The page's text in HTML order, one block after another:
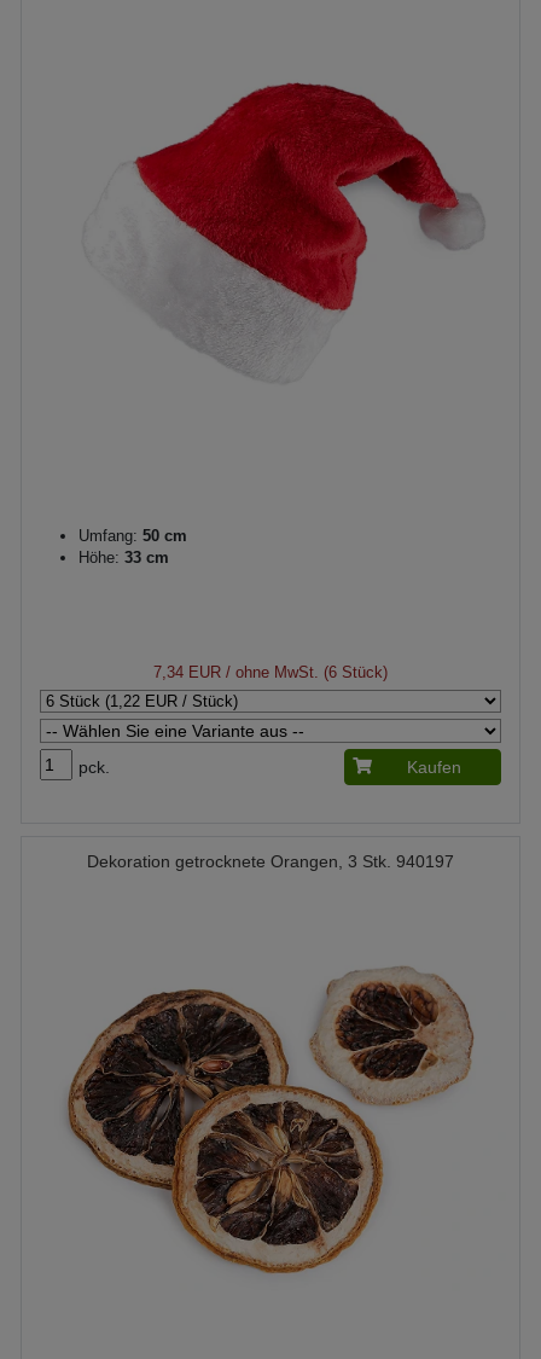
Umfang: 50 cm
Höhe: 33 cm
7,34 EUR / ohne MwSt. (6 Stück)
pck. Kaufen
Dekoration getrocknete Orangen, 3 Stk. 940197